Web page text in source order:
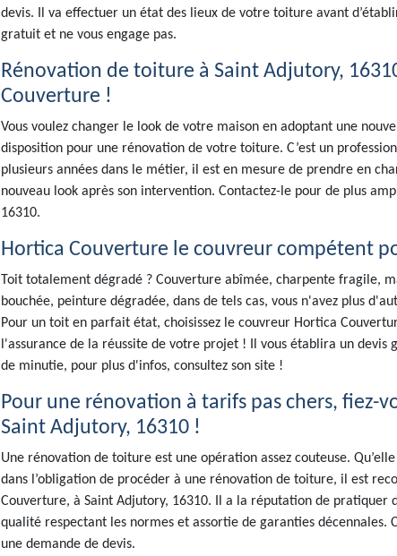
devis. Il va effectuer un état des lieux de votre toiture avant
gratuit et ne vous engage pas.
Rénovation de toiture à Saint Adjutory,
Couverture !
Vous voulez changer le look de votre maison en adoptant une
disposition pour une rénovation de votre toiture. C’est un
plusieurs années dans le métier, il est en mesure de prendre en
nouveau look après son intervention. Contactez-le pour de plus
16310.
Hortica Couverture le couvreur compétent
Toit totalement dégradé ? Couverture abîmée, charpente fragile,
bouchée, peinture dégradée, dans de tels cas, vous n'avez plus
Pour un toit en parfait état, choisissez le couvreur Hortica
l'assurance de la réussite de votre projet ! Il vous établira un
de minutie, pour plus d'infos, consultez son site !
Pour une rénovation à tarifs pas chers, fiez-
Saint Adjutory, 16310 !
Une rénovation de toiture est une opération assez couteuse.
dans l’obligation de procéder à une rénovation de toiture, il est
Couverture, à Saint Adjutory, 16310. Il a la réputation de pratiquer
qualité respectant les normes et assortie de garanties
une demande de devis.